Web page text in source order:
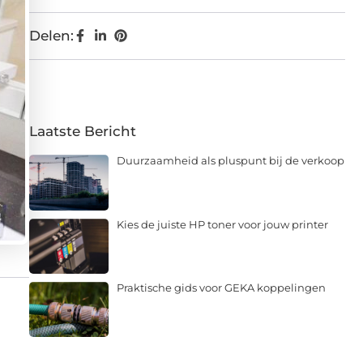
Delen:
Laatste Bericht
Duurzaamheid als pluspunt bij de verkoop
Kies de juiste HP toner voor jouw printer
Praktische gids voor GEKA koppelingen